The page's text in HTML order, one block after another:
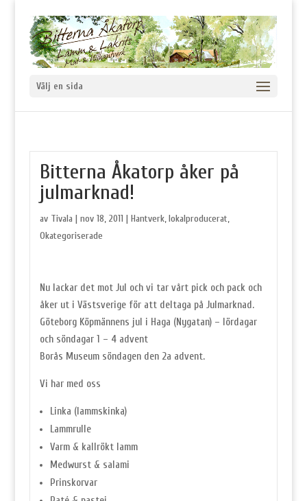
Välj en sida
Bitterna Åkatorp åker på
julmarknad!
av Tivala |nov 18, 2011 |Hantverk,lokalproducerat,
Okategoriserade
Nu lackar det mot Jul och vi tar vårt pick och pack och
åker ut i Västsverige för att deltaga på Julmarknad.
Göteborg Köpmännens jul i Haga (Nygatan) – lördagar
och söndagar 1 – 4 advent
Borås Museum söndagen den 2a advent.
Vi har med oss
Linka (lammskinka)
Lammrulle
Varm & kallrökt lamm
Medwurst & salami
Prinskorvar